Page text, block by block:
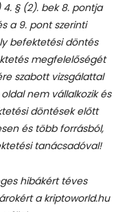
4. § (2). bek 8. pontja
a 9. pont szerinti
befektetési döntés
megfelelőségét
szabott vizsgálattal
nem vállalkozik és
döntések előtt
és több forrásból,
tanácsadóval!
hibákért téves
a kriptoworld.hu